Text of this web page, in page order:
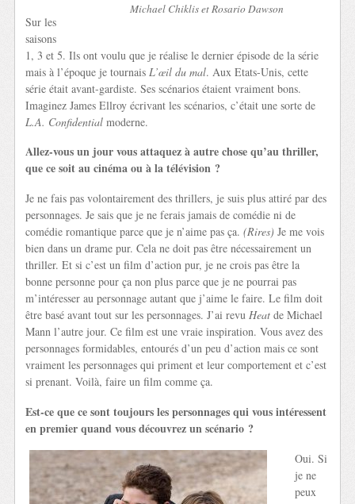
Michael Chiklis et Rosario Dawson
Sur les
saisons
1, 3 et 5. Ils ont voulu que je réalise le dernier épisode de la série
mais à l’époque je tournais L’œil du mal. Aux Etats-Unis, cette
série était avant-gardiste. Ses scénarios étaient vraiment bons.
Imaginez James Ellroy écrivant les scénarios, c’était une sorte de
L.A. Confidential moderne.
Allez-vous un jour vous attaquez à autre chose qu’au thriller,
que ce soit au cinéma ou à la télévision ?
Je ne fais pas volontairement des thrillers, je suis plus attiré par des
personnages. Je sais que je ne ferais jamais de comédie ni de
comédie romantique parce que je n’aime pas ça.(Rires) Je me vois
bien dans un drame pur. Cela ne doit pas être nécessairement un
thriller. Et si c’est un film d’action pur, je ne crois pas être la
bonne personne pour ça non plus parce que je ne pourrai pas
m’intéresser au personnage autant que j’aime le faire. Le film doit
être basé avant tout sur les personnages. J’ai revuHeat de Michael
Mann l’autre jour. Ce film est une vraie inspiration. Vous avez des
personnages formidables, entourés d’un peu d’action mais ce sont
vraiment les personnages qui priment et leur comportement et c’est
si prenant. Voilà, faire un film comme ça.
Est-ce que ce sont toujours les personnages qui vous intéressent
en premier quand vous découvrez un scénario ?
Oui. Si
je ne
peux